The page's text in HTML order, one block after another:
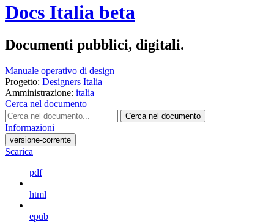
Docs Italia beta
Documenti pubblici, digitali.
Manuale operativo di design
Progetto: Designers Italia
Amministrazione: italia
Cerca nel documento
Cerca nel documento
Informazioni
versione-corrente
Scarica
pdf
html
epub